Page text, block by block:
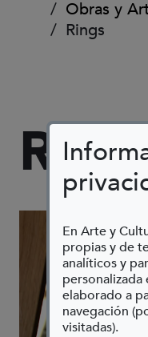
En Arte y
propias y de
analíticos y
personalizada
elaborado a
navegación
visitadas).
Obras y
Rings